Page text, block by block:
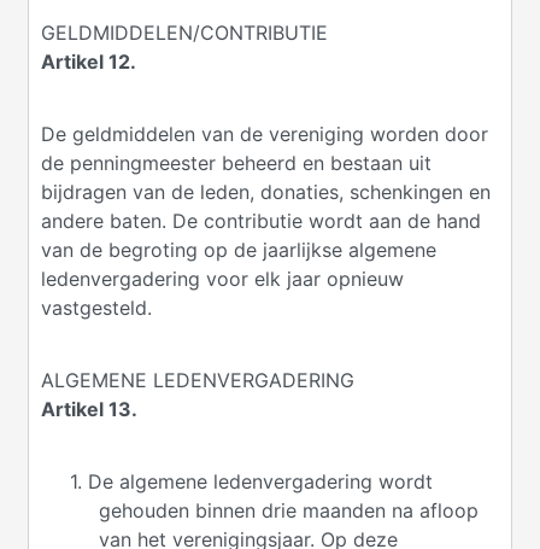
GELDMIDDELEN/CONTRIBUTIE
Artikel 12.
De geldmiddelen van de vereniging worden door
de penningmeester beheerd en bestaan uit
bijdragen van de leden, donaties, schenkingen en
andere baten. De contributie wordt aan de hand
van de begroting op de jaarlijkse algemene
ledenvergadering voor elk jaar opnieuw
vastgesteld.
ALGEMENE LEDENVERGADERING
Artikel 13.
1. De algemene ledenvergadering wordt
gehouden binnen drie maanden na afloop
van het verenigingsjaar. Op deze